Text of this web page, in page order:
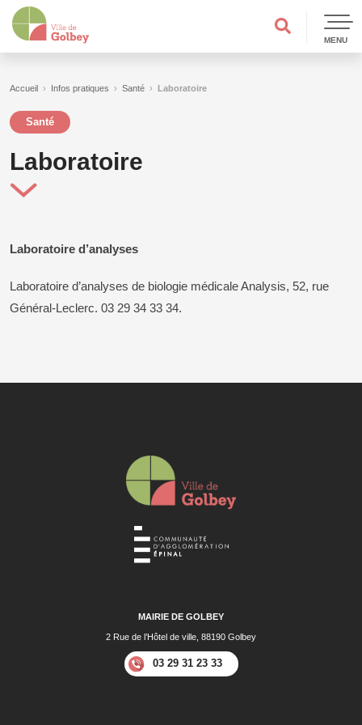
MENU
Accueil › Infos pratiques › Santé › Laboratoire
Santé
Laboratoire
Laboratoire d’analyses
Laboratoire d’analyses de biologie médicale Analysis, 52, rue
Général-Leclerc. 03 29 34 33 34.
MAIRIE DE GOLBEY
2 Rue de l’Hôtel de ville, 88190 Golbey
03 29 31 23 33